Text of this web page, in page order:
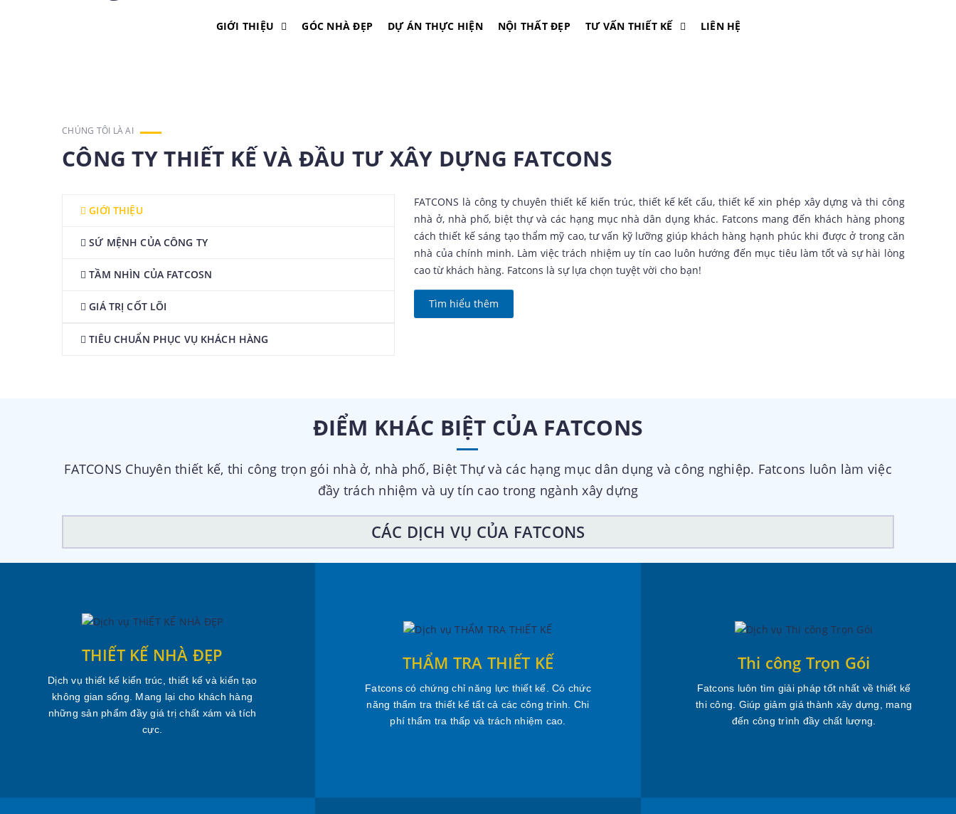
GIỚI THIỆU GÓC NHÀ ĐẸP DỰ ÁN THỰC HIỆN NỘI THẤT ĐẸP TƯ VẤN THIẾT KẾ LIÊN HỆ
CHÚNG TÔI LÀ AI
CÔNG TY THIẾT KẾ VÀ ĐẦU TƯ XÂY DỰNG FATCONS
GIỚI THIỆU
FATCONS là công ty chuyên thiết kế kiến trúc, thiết kế kết cấu, thiết kế xin phép xây dựng và thi công
nhà ở, nhà phố, biệt thự và các hạng mục nhà dân dụng khác. Fatcons mang đến khách hàng phong
cách thiết kế sáng tạo thẩm mỹ cao, tư vấn kỹ lưỡng giúp khách hàng hạnh phúc khi được ở trong căn
nhà của chính minh. Làm việc trách nhiệm uy tín cao luôn hướng đến mục tiêu làm tốt và sự hài lòng
cao từ khách hàng. Fatcons là sự lựa chọn tuyệt vời cho bạn!
Tìm hiểu thêm
SỨ MỆNH CỦA CÔNG TY
TẦM NHÌN CỦA FATCOSN
GIÁ TRỊ CỐT LÕI
TIÊU CHUẨN PHỤC VỤ KHÁCH HÀNG
ĐIỂM KHÁC BIỆT CỦA FATCONS
FATCONS Chuyên thiết kế, thi công trọn gói nhà ở, nhà phố, Biệt Thự và các hạng mục dân dụng và công nghiệp. Fatcons luôn làm việc
đầy trách nhiệm và uy tín cao trong ngành xây dựng
CÁC DỊCH VỤ CỦA FATCONS
THIẾT KẾ NHÀ ĐẸP
Dịch vụ thiết kế kiến trúc, thiết kế và kiến tạo
không gian sống. Mang lại cho khách hàng
những sản phẩm đầy giá trị chất xám và tích
cực.
THẨM TRA THIẾT KẾ
Fatcons có chứng chỉ năng lực thiết kế. Có chức
năng thẩm tra thiết kế tất cả các công trình. Chi
phí thẩm tra thấp và trách nhiệm cao.
Thi công Trọn Gói
Fatcons luôn tìm giải pháp tốt nhất về thiết kế
thi công. Giúp giảm giá thành xây dựng, mang
đến công trình đầy chất lượng.